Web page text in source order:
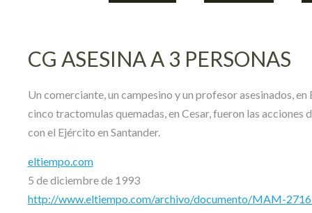
CG ASESINA A 3 PERSONAS
Un comerciante, un campesino y un profesor asesinados,
cinco tractomulas quemadas, en Cesar, fueron las
con el Ejército en Santander.
eltiempo.com
5 de diciembre de 1993
http://www.eltiempo.com/archivo/documento/MAM-